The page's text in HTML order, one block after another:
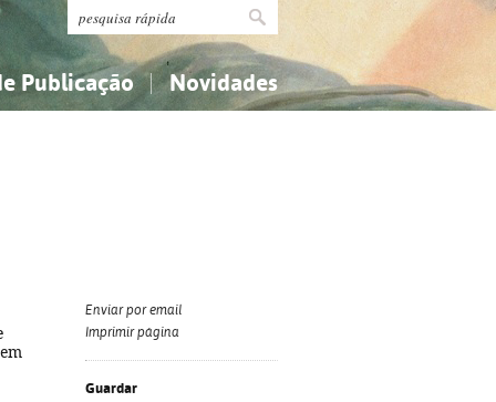
Publicação Novidades
Enviar por email
Imprimir página
Guardar